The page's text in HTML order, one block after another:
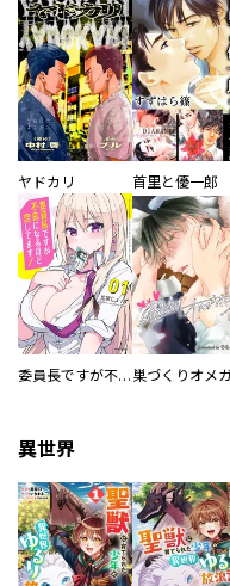
ヤドカリ 首里と優一郎
委員長ですが不良になるほど恋してます！
異世界